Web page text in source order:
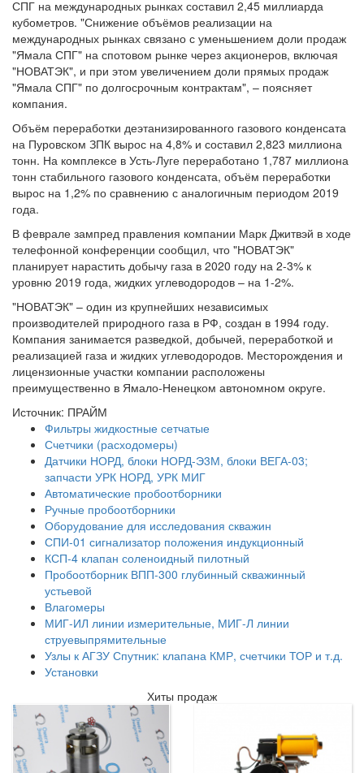
СПГ на международных рынках составил 2,45 миллиарда
кубометров. "Снижение объёмов реализации на
международных рынках связано с уменьшением доли продаж
"Ямала СПГ" на спотовом рынке через акционеров, включая
"НОВАТЭК", и при этом увеличением доли прямых продаж
"Ямала СПГ" по долгосрочным контрактам", – поясняет
компания.
Объём переработки деэтанизированного газового конденсата
на Пуровском ЗПК вырос на 4,8% и составил 2,823 миллиона
тонн. На комплексе в Усть-Луге переработано 1,787 миллиона
тонн стабильного газового конденсата, объём переработки
вырос на 1,2% по сравнению с аналогичным периодом 2019
года.
В феврале зампред правления компании Марк Джитвэй в ходе
телефонной конференции сообщил, что "НОВАТЭК"
планирует нарастить добычу газа в 2020 году на 2-3% к
уровню 2019 года, жидких углеводородов – на 1-2%.
"НОВАТЭК" – один из крупнейших независимых
производителей природного газа в РФ, создан в 1994 году.
Компания занимается разведкой, добычей, переработкой и
реализацией газа и жидких углеводородов. Месторождения и
лицензионные участки компании расположены
преимущественно в Ямало-Ненецком автономном округе.
Источник: ПРАЙМ
Фильтры жидкостные сетчатые
Счетчики (расходомеры)
Датчики НОРД, блоки НОРД-Э3М, блоки ВЕГА-03;
запчасти УРК НОРД, УРК МИГ
Автоматические пробоотборники
Ручные пробоотборники
Оборудование для исследования скважин
СПИ-01 сигнализатор положения индукционный
КСП-4 клапан соленоидный пилотный
Пробоотборник ВПП-300 глубинный скважинный
устьевой
Влагомеры
МИГ-ИЛ линии измерительные, МИГ-Л линии
струевыпрямительные
Узлы к АГЗУ Спутник: клапана КМР, счетчики ТОР и т.д.
Установки
Хиты продаж